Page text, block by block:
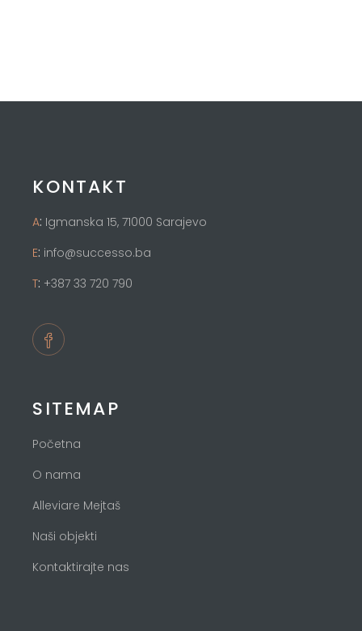
KONTAKT
A: Igmanska 15, 71000 Sarajevo
E: info@successo.ba
T: +387 33 720 790
SITEMAP
Početna
O nama
Alleviare Mejtaš
Naši objekti
Kontaktirajte nas